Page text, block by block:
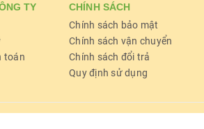
TY
toán
CHÍNH SÁCH
Chính sách bảo mật
Chính sách vận chuyển
Chính sách đổi trả
Quy định sử dụng